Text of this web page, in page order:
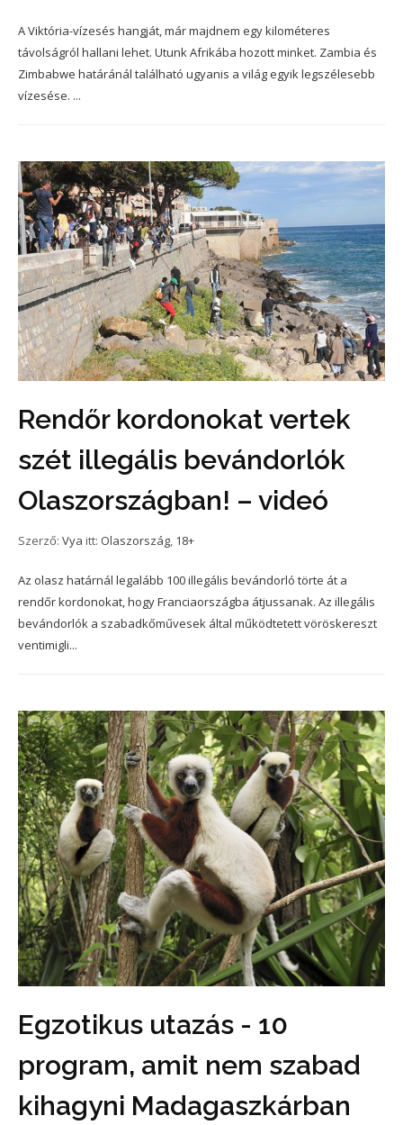
A Viktória-vízesés hangját, már majdnem egy kilométeres
távolságról hallani lehet. Utunk Afrikába hozott minket. Zambia és
Zimbabwe határánál található ugyanis a világ egyik legszélesebb
vízesése. ...
Rendőr kordonokat vertek
szét illegális bevándorlók
Olaszországban! – videó
Szerző: Vya itt: Olaszország, 18+
Az olasz határnál legalább 100 illegális bevándorló törte át a
rendőr kordonokat, hogy Franciaországba átjussanak. Az illegális
bevándorlók a szabadkőművesek által működtetett vöröskereszt
ventimigli...
Egzotikus utazás - 10
program, amit nem szabad
kihagyni Madagaszkárban